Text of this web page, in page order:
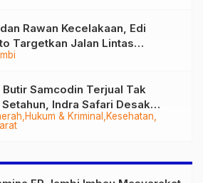
Rawan Kecelakaan, Edi
Targetkan Jalan Lintas
Jambi Mulus di 2028
Hukum & Kriminal
Kesehatan
Butir Samcodin Terjual Tak
Indra Safari Desak